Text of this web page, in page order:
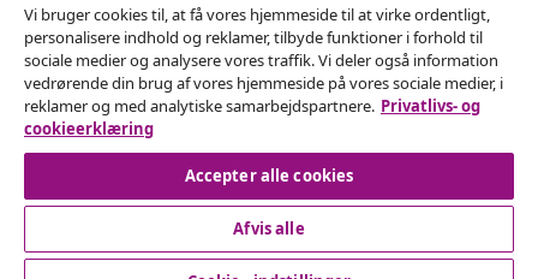
Opdag mere
© 2008-2026 www.vidaxl.dk er et website under vidaXL
Marketplace Europe B.V.
Vi bruger cookies til, at få vores hjemmeside til at virke ordentligt,
personalisere indhold og reklamer, tilbyde funktioner i forhold til
sociale medier og analysere vores traffik. Vi deler også information
vedrørende din brug af vores hjemmeside på vores sociale medier, i
reklamer og med analytiske samarbejdspartnere. Privatlivs- og
cookieerklæring
Accepter alle cookies
Afvis alle